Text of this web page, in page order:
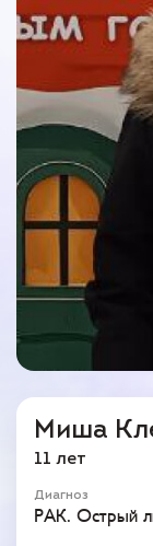
Миша
11 лет
Диагноз
РАК. Острый